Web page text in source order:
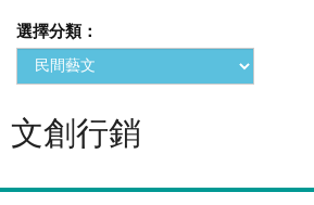
選擇分類：
文創行銷